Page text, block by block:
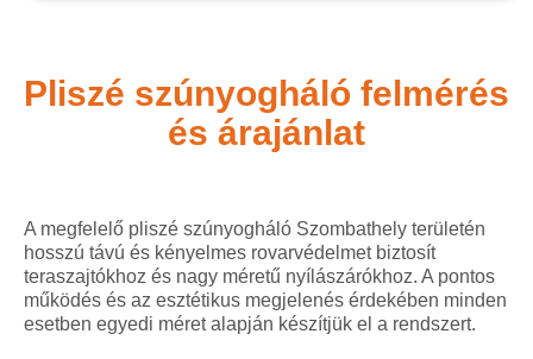
Pliszé szúnyogháló felmérés
és árajánlat
A megfelelő pliszé szúnyogháló Szombathely területén
hosszú távú és kényelmes rovarvédelmet biztosít
teraszajtókhoz és nagy méretű nyílászárókhoz. A pontos
működés és az esztétikus megjelenés érdekében minden
esetben egyedi méret alapján készítjük el a rendszert.